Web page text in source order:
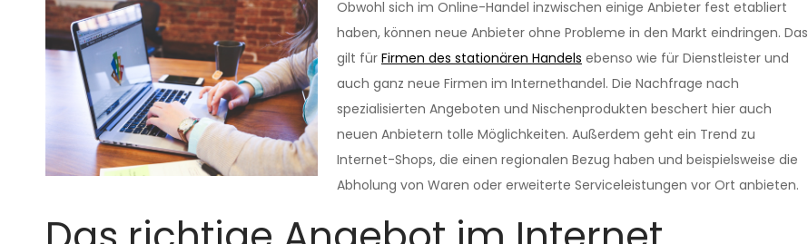
Obwohl sich im Online-Handel inzwischen einige Anbieter fest etabliert
haben, können neue Anbieter ohne Probleme in den Markt eindringen. Das
gilt für Firmen des stationären Handels ebenso wie für Dienstleister und
auch ganz neue Firmen im Internethandel. Die Nachfrage nach
spezialisierten Angeboten und Nischenprodukten beschert hier auch
neuen Anbietern tolle Möglichkeiten. Außerdem geht ein Trend zu
Internet-Shops, die einen regionalen Bezug haben und beispielsweise die
Abholung von Waren oder erweiterte Serviceleistungen vor Ort anbieten.